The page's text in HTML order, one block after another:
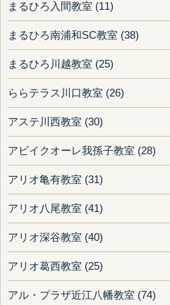
まるひろ入間教室 (11)
まるひろ南浦和SC教室 (38)
まるひろ川越教室 (25)
ららテラス川口教室 (26)
アステ川西教室 (30)
アビイクオーレ我孫子教室 (28)
アリオ亀有教室 (31)
アリオ八尾教室 (41)
アリオ深谷教室 (40)
アリオ葛西教室 (25)
アル・プラザ近江八幡教室 (74)